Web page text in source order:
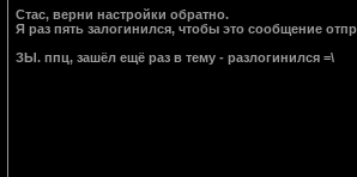
Стас, верни настройки обратно.
Я раз пять залогинился, чтобы это сообщение
ЗЫ. ппц, зашёл ещё раз в тему - разлогинился =\